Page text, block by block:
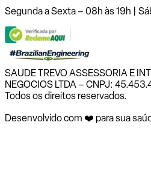
Segunda a Sexta – 08h às 19h |
SAUDE TREVO ASSESSORIA E
NEGOCIOS LTDA – CNPJ:
Todos os direitos reservados.
Desenvolvido com ❤️ para sua